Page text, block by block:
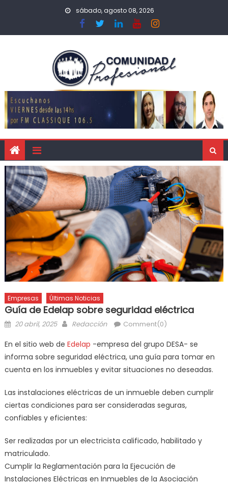
sábado, agosto 08, 2026
Empresas Últimas Noticias
Guía de Edelap sobre seguridad eléctrica
20 abril, 2025 Redacción Comment(0)
En el sitio web de Edelap -empresa del grupo DESA- se
informa sobre seguridad eléctrica, una guía para tomar en
cuenta en los inmuebles y evitar situaciones no deseadas.
Las instalaciones eléctricas de un inmueble deben cumplir
ciertas condiciones para ser consideradas seguras,
confiables y eficientes:
Ser realizadas por un electricista calificado, habilitado y
matriculado.
Cumplir la Reglamentación para la Ejecución de
Instalaciones Eléctricas en Inmuebles de la Asociación